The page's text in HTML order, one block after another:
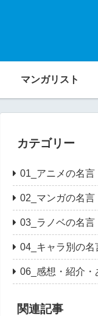
マンガリスト
カテゴリー
01_アニメの名言
02_マンガの名言
03_ラノベの名言
04_キャラ別の名
06_感想・紹介・
関連記事